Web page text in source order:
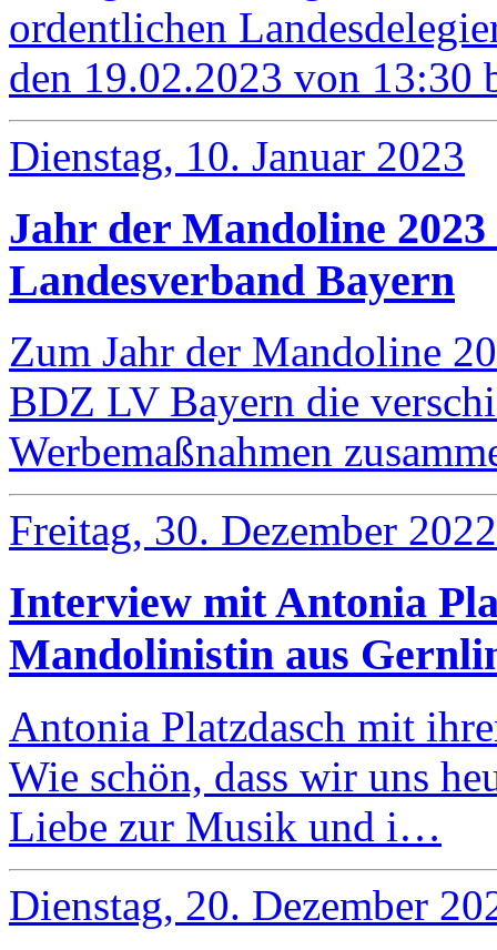
ordentlichen
den 19.02.2023 von
Dienstag, 10. Januar 2023
Jahr der Mandoline
Landesverband Bayern
Zum Jahr der Mandoline
BDZ LV Bayern die
Werbemaßnahmen
Freitag, 30. Dezember 2022
Interview mit Antonia
Mandolinistin aus
Antonia Platzdasch mit
Wie schön, dass wir uns
Liebe zur Musik und i…
Dienstag, 20. Dezember